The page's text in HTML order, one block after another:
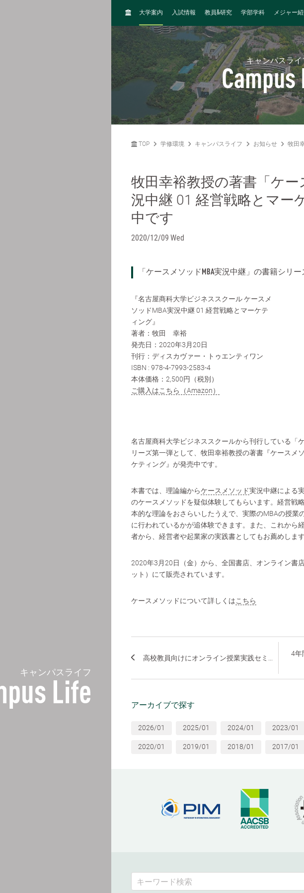
キャンパスライフ
Life
H
大学案内 入試情報 教員&研究 学部学科 メジャー
キャンパスライ
Campus
TOP 学修環境 キャンパスライフ お知らせ 牧田
牧田幸裕教授の著書「ケ
況中継 01 経営戦略とマー
中です
2020/12/09 Wed
「ケースメソッドMBA実況中継」の書籍シリ
『名古屋商科大学ビジネススクール ケースメ
ソッドMBA実況中継 01 経営戦略とマーケテ
ィング』
著者：牧田 幸裕
発売日：2020年3月20日
刊行：ディスカヴァー・トゥエンティワン
ISBN : 978-4-7993-2583-4
本体価格：2,500円（税別）
ご購入はこちら（Amazon）
名古屋商科大学ビジネススクールから刊行している「
リーズ第一弾として、牧田幸裕教授の著書『ケースメ
ケティング』が発売中です。
本書では、理論編からケースメソッド実況中継による
のケースメソッドを疑似体験してもらいます。経営戦
本的な理論をおさらいしたうえで、実際のMBAの授業
に行われているかが追体験できます。また、これから
者から、経営者や起業家の実践書としてもお薦めします
2020年3月20日（金）から、全国書店、オンライン書
ット）にて販売されています。
ケースメソッドについて詳しくはこちら
高校教員向けにオンライン授業実践セミ...
4年
アーカイブで探す
2026/01 2025/01 2024/01 2023/01
2020/01 2019/01 2018/01 2017/01